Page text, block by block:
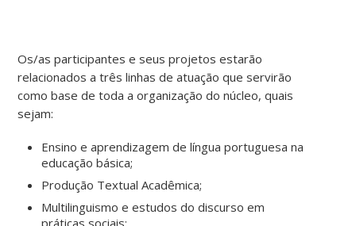
Os/as participantes e seus projetos estarão
relacionados a três linhas de atuação que servirão
como base de toda a organização do núcleo, quais
sejam:
Ensino e aprendizagem de língua portuguesa na
educação básica;
Produção Textual Acadêmica;
Multilinguismo e estudos do discurso em
práticas sociais;